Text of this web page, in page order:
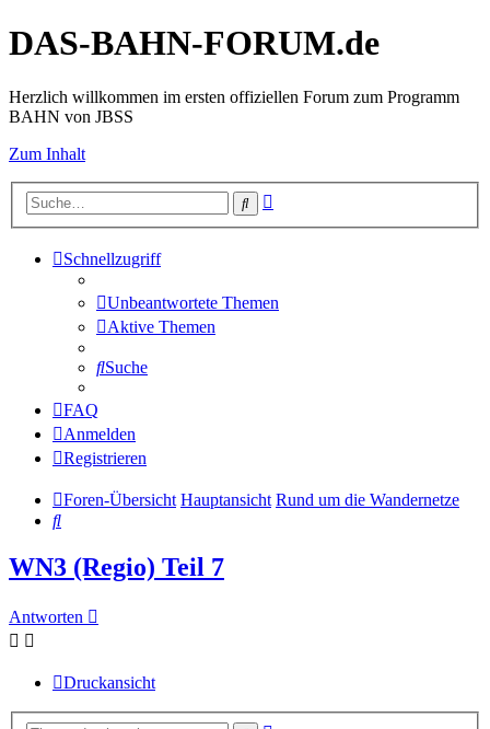
DAS-BAHN-FORUM.de
Herzlich willkommen im ersten offiziellen Forum zum Programm
BAHN von JBSS
Zum Inhalt
Suche
Schnellzugriff
Unbeantwortete Themen
Aktive Themen
Suche
FAQ
Anmelden
Registrieren
Foren-Übersicht Hauptansicht Rund um die Wandernetze
Suche
WN3 (Regio) Teil 7
Antworten
Druckansicht